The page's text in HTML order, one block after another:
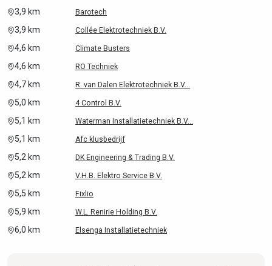
3,9 km Barotech
3,9 km Collée Elektrotechniek B.V.
4,6 km Climate Busters
4,6 km RO Techniek
4,7 km R. van Dalen Elektrotechniek B.V...
5,0 km 4 Control B.V.
5,1 km Waterman Installatietechniek B.V...
5,1 km Afc klusbedrijf
5,2 km DK Engineering & Trading B.V.
5,2 km V.H.B. Elektro Service B.V.
5,5 km Fixlio
5,9 km W.L. Renirie Holding B.V.
6,0 km Elsenga Installatietechniek